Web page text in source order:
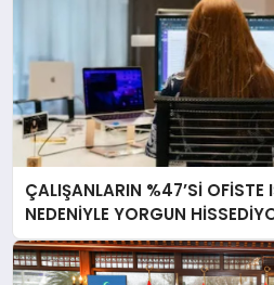
ÇALIŞANLARIN %47’Sİ OFİSTE
NEDENİYLE YORGUN